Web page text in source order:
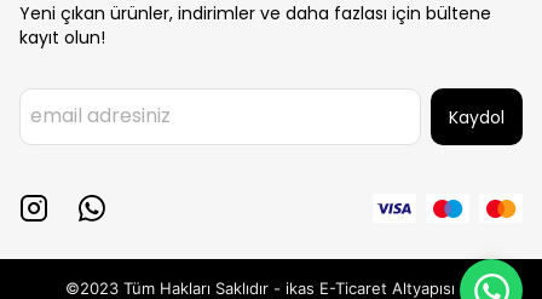
Yeni çıkan ürünler, indirimler ve daha fazlası için bültene
kayıt olun!
Kaydol
©2023 Tüm Hakları Saklıdır - ikas E-Ticaret Altyapısı ile